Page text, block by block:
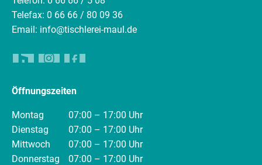
Telefax: 0 66 66 / 80 09 36
Email: info@tischlerei-maul.de
Öffnungszeiten
Montag
07:00 – 17:00 Uhr
Dienstag
07:00 – 17:00 Uhr
Mittwoch
07:00 – 17:00 Uhr
Donnerstag
07:00 – 17:00 Uhr